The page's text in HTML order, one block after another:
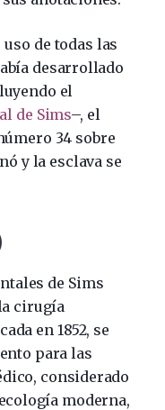
de todas las
desarrollado
el
de Sims–, el
34 sobre
y la esclava se
de Sims
cirugía
en 1852, se
para las
considerado
moderna,